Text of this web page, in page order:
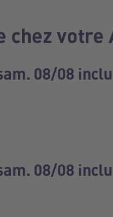
chez votre
08/08
08/08